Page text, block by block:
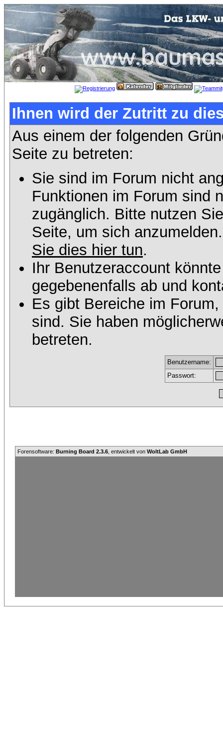
Ihnen wird der Zutritt zu
Aus einem der folgenden
Seite zu betreten:
Sie sind im Forum nicht
Funktionen im Forum sind
zugänglich. Bitte nutzen
Seite, um sich
Sie dies hier tun.
Ihr Benutzeraccount
gegebenenfalls ab und
Es gibt Bereiche im
sind. Sie haben
betreten.
Benutzername:
Passwort:
Forensoftware: Burning Board 2.3.6 , entwickelt von WoltLab GmbH